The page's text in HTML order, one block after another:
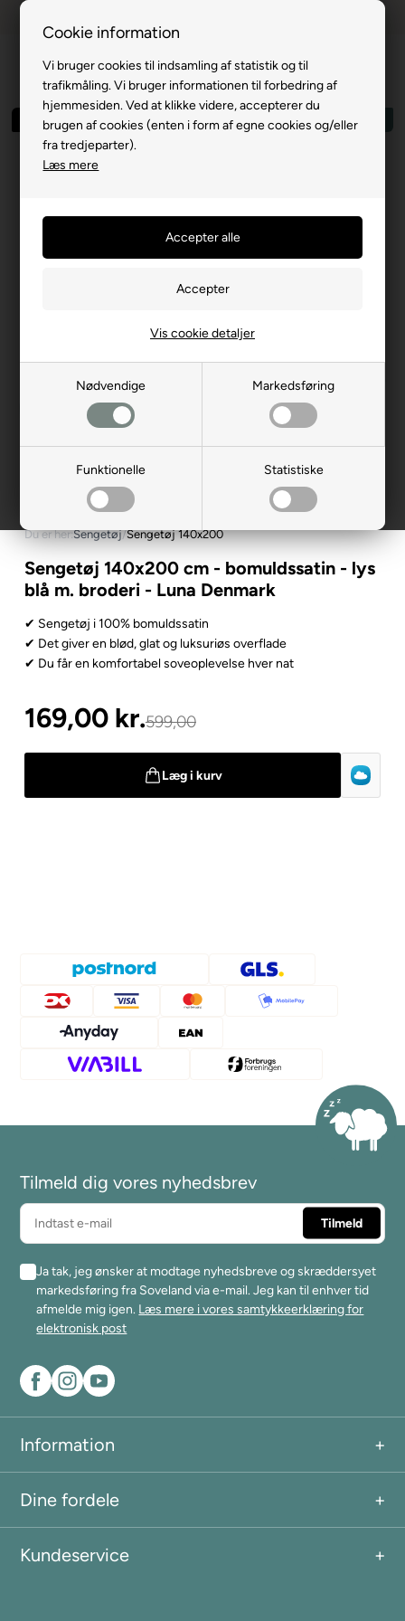
Cookie information
Vi bruger cookies til indsamling af statistik og til
trafikmåling. Vi bruger informationen til forbedring af
hjemmesiden. Ved at klikke videre, accepterer du
brugen af cookies (enten i form af egne cookies og/eller
fra tredjeparter).
Læs mere
Nødvendige Markedsføring
Funktionelle Statistiske
Vis cookie detaljer
Spar 72% Outlet
Du er her:Sengetøj/Sengetøj 140x200
Sengetøj 140x200 cm - bomuldssatin - lys
blå m. broderi - Luna Denmark
✔ Sengetøj i 100% bomuldssatin
✔ Det giver en blød, glat og luksuriøs overflade
✔ Du får en komfortabel soveoplevelse hver nat
169,00 kr.599,00
Læg i kurv
Tilmeld dig vores nyhedsbrev
Ja tak, jeg ønsker at modtage nyhedsbreve og skræddersyet
markedsføring fra Soveland via e-mail. Jeg kan til enhver tid
afmelde mig igen. Læs mere i vores samtykkeerklæring for
elektronisk post
Information
Dine fordele
Kundeservice